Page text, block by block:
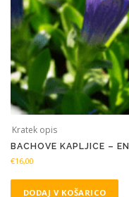
Kratek opis
BACHOVE KAPLJICE –
€16,00
DODAJ V KOŠARICO